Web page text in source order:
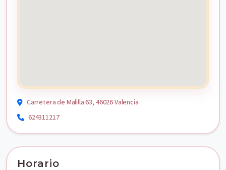
Carretera de Malilla 63, 46026 Valencia
624311217
Horario